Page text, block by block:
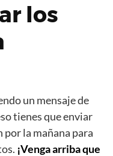
los
un mensaje de
tienes que enviar
por la mañana para
¡Venga arriba que